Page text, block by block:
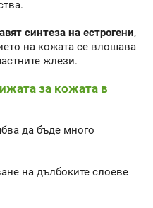
синтеза на естрогени,
на кожата се влошава
жлези.
за кожата в
да бъде много
на дълбоките слоеве